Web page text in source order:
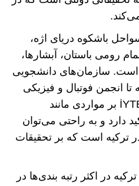
باشکوه دریای اژه،
رومی باستان، آبشارها،
است. سازمان‌های دانشجویی
انجمن فوتبال و فیزیکی
آمریکا را شامل می‌شود. İYTE بر مواردی مانند
دارد و به راحتی می‌توان
ترکیه است که بر تحقیقات
در اکثر رتبه بندی‌ها در